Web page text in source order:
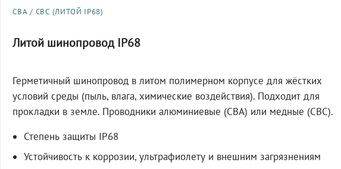
СВА / СВС (ЛИТОЙ IP68)
Литой шинопровод IP68
Герметичный шинопровод в литом полимерном корпусе для жёстких
условий среды (пыль, влага, химические воздействия). Подходит для
прокладки в земле. Проводники алюминиевые (СВА) или медные (СВС).
Степень защиты IP68
Устойчивость к коррозии, ультрафиолету и внешним загрязнениям